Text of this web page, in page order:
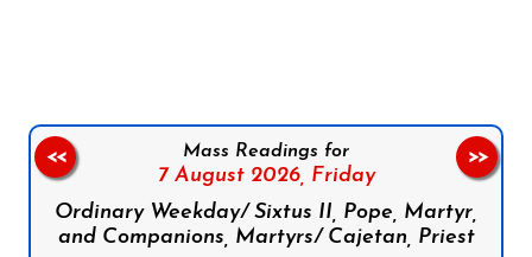
Mass Readings for
7 August 2026, Friday
Ordinary Weekday/ Sixtus II, Pope, Martyr,
and Companions, Martyrs/ Cajetan, Priest
<< >>